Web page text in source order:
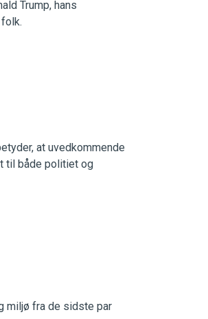
Trump, hans
at uvedkommende
til både politiet og
miljø fra de sidste par